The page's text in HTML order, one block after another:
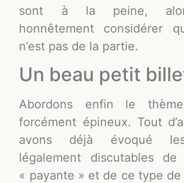
sont à la peine,
honnêtement considérer
n’est pas de la partie.
Un beau petit
Abordons enfin le
forcément épineux. Tout
avons déjà évoqué
légalement discutables de
« payante » et de ce type de